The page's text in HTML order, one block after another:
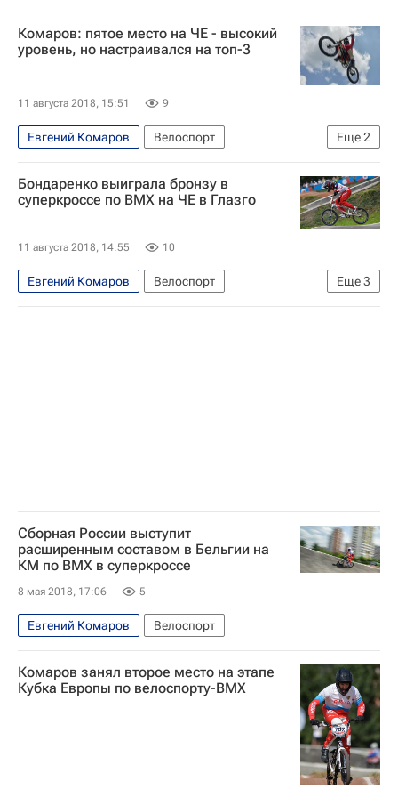
Павел Костюков
Чемпионат мира по ВМХ-фристайлу
Ярослава Бондаренко
Комаров: пятое место на ЧЕ - высокий
уровень, но настраивался на топ-3
11 августа 2018, 15:51 9
Еще2
Евгений Комаров
Велоспорт
Чемпионат Европы по летним видам спорта
Сборная России по велоспорту
Бондаренко выиграла бронзу в
суперкроссе по BMX на ЧЕ в Глазго
11 августа 2018, 14:55 10
Еще3
Евгений Комаров
Велоспорт
Чемпионат Европы по летним видам спорта
Сборная России выступит
расширенным составом в Бельгии на
КМ по ВМХ в суперкроссе
8 мая 2018, 17:06 5
Евгений Комаров Велоспорт
Комаров занял второе место на этапе
Кубка Европы по велоспорту-ВМХ